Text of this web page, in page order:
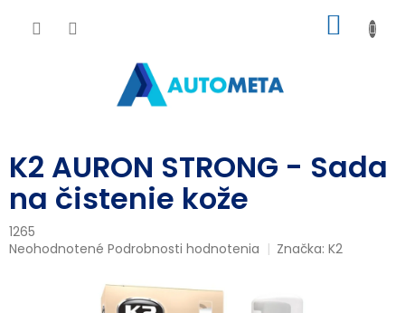
KOŠÍK
K2 AURON STRONG - Sada
na čistenie kože
1265
Priemerné
Neohodnotené Podrobnosti hodnotenia Značka:K2